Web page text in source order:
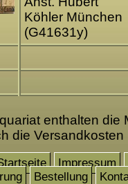
Köhler München
(G41631y)
enthalten die
die Versandkosten
Impressum
Bestellung